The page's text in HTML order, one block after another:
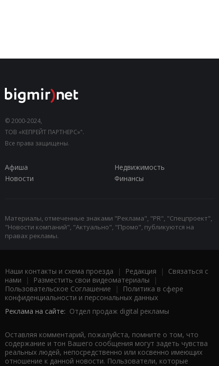
© 2000-2024,
ТОВ «КЕПРЕЙТ ПАРТНЕРС»".
Все права защищены.
Афиша
Недвижимость
Новости
Финансы
Материалы, отмеченные знаками "Реклама", "PR", "Спецпроект",
"Новости компаний", "Актуально", "Промо", публикуются на
правах рекламы.
Наши контакты и схема проезда | Редакция | Связаться с
нами | Разместить свои видеоматериалы |
Пользовательское Соглашение |
Политика в сфере
конфиденциальности и персональных данных
Реклама на сайте: Отдел продаж digital рекламы
Оставляя комментарий, пожалуйста, помните о том, что
содержание и тон Вашего сообщения могут задеть чувства
реальных людей, непосредственно или косвенно имеющих
отношение к данной новости. Пользователи, которые